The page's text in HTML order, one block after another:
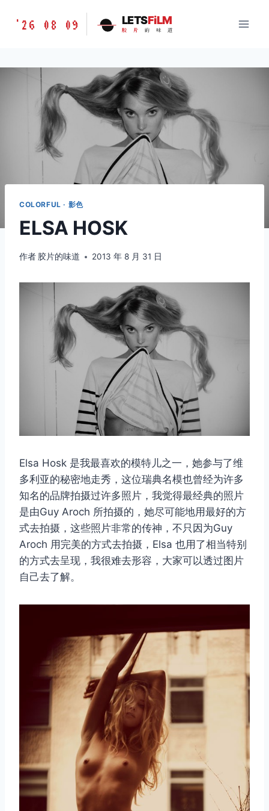
胶
味
LETSFILM
'26 08 09 LETSFiLM
胶 片 的 味 道
COLORFUL · 影色
ELSA HOSK
作者 胶片的味道 2013 年 8 月 31 日
Elsa Hosk 是我最喜欢的模特儿之一，她参与了维
多利亚的秘密地走秀，​​这位瑞典名模也曾经为许多
知名的品牌拍摄过许多照片，我觉得最经典的照片
是由Guy Aroch 所拍摄的，她尽可能地用最好的方
式去拍摄，这些照片非常的传神，不只因为Guy
Aroch 用完美的方式去拍摄，Elsa 也用了相当特别
的方式去呈现，我很难去形容，大家可以透过图片
自己去了解。